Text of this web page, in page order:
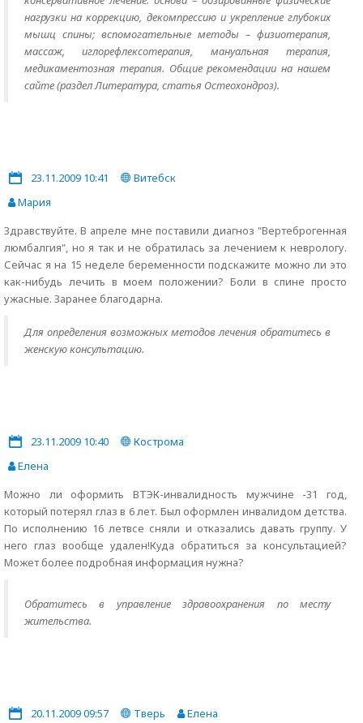
нагрузки на коррекцию, декомпрессию и укрепление глубоких
мышц спины; вспомогательные методы – физиотерапия,
массаж, иглорефлексотерапия, мануальная терапия,
медикаментозная терапия. Общие рекомендации на нашем
сайте (раздел Литература, статья Остеохондроз).
23.11.2009 10:41
Витебск
Мария
Здравствуйте. В апреле мне поставили диагноз "Вертеброгенная
люмбалгия", но я так и не обратилась за лечением к неврологу.
Сейчас я на 15 неделе беременности подскажите можно ли это
как-нибудь лечить в моем положении? Боли в спине просто
ужасные. Заранее благодарна.
Для определения возможных методов лечения обратитесь в
женскую консультацию.
23.11.2009 10:40
Кострома
Елена
Можно ли оформить ВТЭК-инвалидность мужчине -31 год,
который потерял глаз в 6 лет. Был оформлен инвалидом детства.
По исполнению 16 летвсе сняли и отказались давать группу. У
него глаз вообще удален!Куда обратиться за консультацией?
Может более подробная информация нужна?
Обратитесь в управление здравоохранения по месту
жительства.
20.11.2009 09:57 Тверь
Елена